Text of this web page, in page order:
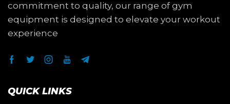
commitment to quality, our range of gym
equipment is designed to elevate your workout
experience
QUICK LINKS